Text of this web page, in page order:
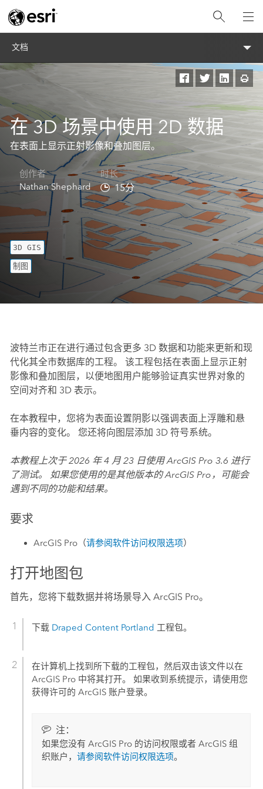
文档
在 3D 场景中使用 2D 数据
在表面上显示正射影像和叠加图层。
创作者​
Nathan Shephard
时长​
15分
3D GIS
制图
波特兰市正在进行通过包含更多 3D 数据和功能来更新和现
代化其全市数据库的工程。 该工程包括在表面上显示正射
影像和叠加图层，以便地图用户能够验证真实世界对象的
空间对齐和 3D 表示。
在本教程中，您将为表面设置阴影以强调表面上浮雕和悬
垂内容的变化。 您还将向图层添加 3D 符号系统。
本教程上次于 2026 年 4 月 23 日使用ArcGIS Pro 3.6 进行
了测试。 如果您使用的是其他版本的ArcGIS Pro ，可能会
遇到不同的功能和结果。
要求
ArcGIS Pro（请参阅软件访问权限选项）
打开地图包
首先，您将下载数据并将场景导入 ArcGIS Pro。
下载 Draped Content Portland 工程包。
在计算机上找到所下载的工程包，然后双击该文件以在
ArcGIS Pro 中将其打开。 如果收到系统提示，请使用您
获得许可的 ArcGIS 账户登录。
注：
如果您没有ArcGIS Pro 的访问权限或者 ArcGIS 组
织账户，请参阅软件访问权限选项。